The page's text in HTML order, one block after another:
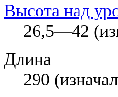
Высота над
26,5—42
Длина
290